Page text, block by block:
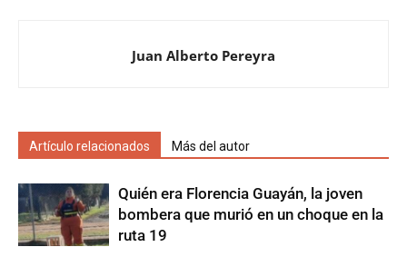
Juan Alberto Pereyra
Artículo relacionados Más del autor
Quién era Florencia Guayán, la joven
bombera que murió en un choque en la
ruta 19